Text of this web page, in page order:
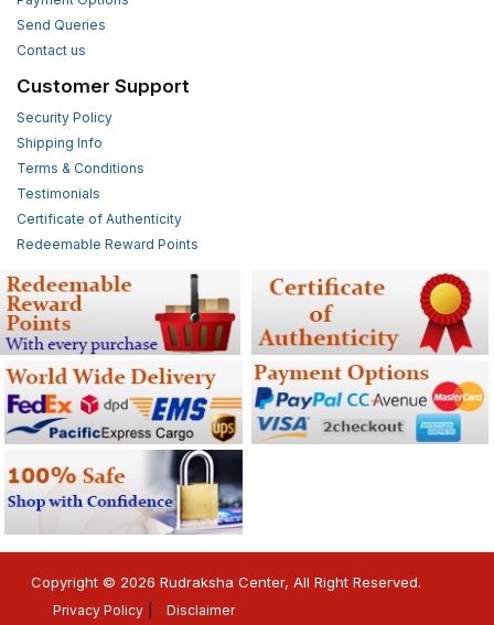
Send Queries
Contact us
Customer Support
Security Policy
Shipping Info
Terms & Conditions
Testimonials
Certificate of Authenticity
Redeemable Reward Points
Copyright © 2026 Rudraksha Center, All Right Reserved.
Privacy Policy Disclaimer